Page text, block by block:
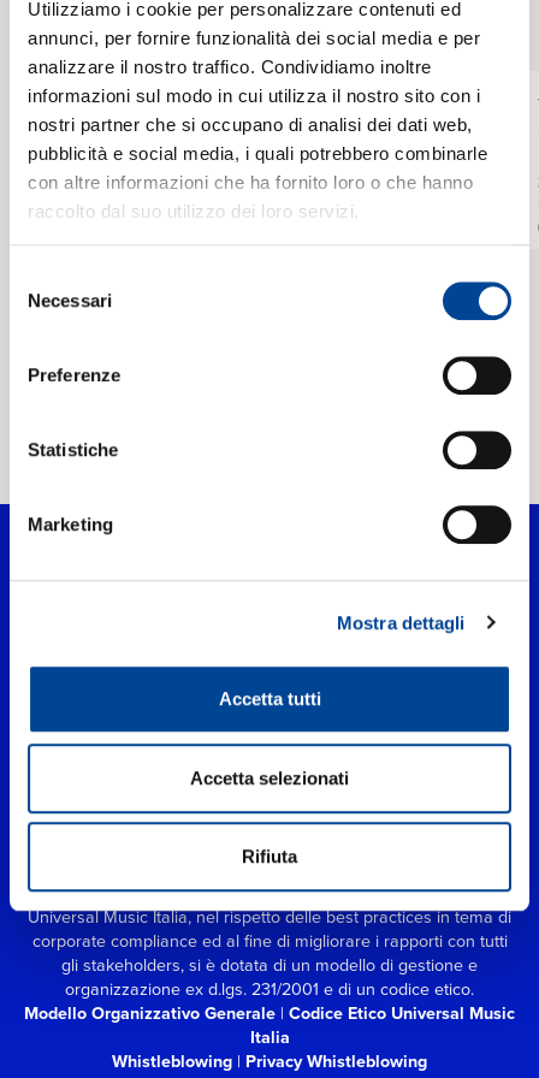
Utilizziamo i cookie per personalizzare contenuti ed
annunci, per fornire funzionalità dei social media e per
analizzare il nostro traffico. Condividiamo inoltre
informazioni sul modo in cui utilizza il nostro sito con i
nostri partner che si occupano di analisi dei dati web,
pubblicità e social media, i quali potrebbero combinarle
con altre informazioni che ha fornito loro o che hanno
raccolto dal suo utilizzo dei loro servizi.
delNecessari
Preferenze
Statistiche
Marketing
Mostra dettagli
Accetta tutti
Accetta selezionati
Rifiuta
SINGOLI
I singoli più rappresentativi di The Philadelphia Orchestra, tra successi storici e nuove uscite. VEDI TUTTI
THE PHILADELPHIA
ORCHESTRA,
YANNICK NÉZET-
SÉGUIN
Dawson: Negro Folk
Symphony: III. O, Le'
Me Shine, Shine Like
a Morning Star!
INSTANT GRAT
THE PHILADELPHIA
ORCHESTRA,
YANNICK NÉZET-
SÉGUIN
Price: Symphony No.
4 in D Minor: III.
Juba. Allegro
INSTANT GRAT
Nervesa, 21 - 20139 Milano
P.IVA IT03802730154 Iscritta al REA di Milano con il numero
966135 in data 29/06/1977Capitale sociale Euro 2.000.000
interamente versato.
Universal Music Italia, nel rispetto delle best practices in tema di
corporate compliance ed al fine di migliorare i rapporti con tutti
gli stakeholders,si è dotata di un modello di gestione e
organizzazione ex d.lgs. 231/2001 e di un codice etico.
Modello Organizzativo Generale | Codice Etico Universal Music
Italia
Whistleblowing | Privacy Whistleblowing
CHI SIAMO
CONTATTI